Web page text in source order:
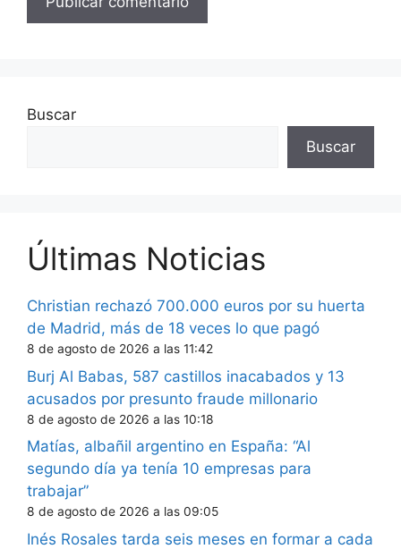
Buscar
Buscar
Últimas Noticias
Christian rechazó 700.000 euros por su huerta
de Madrid, más de 18 veces lo que pagó
8 de agosto de 2026 a las 11:42
Burj Al Babas, 587 castillos inacabados y 13
acusados por presunto fraude millonario
8 de agosto de 2026 a las 10:18
Matías, albañil argentino en España: “Al
segundo día ya tenía 10 empresas para
trabajar”
8 de agosto de 2026 a las 09:05
Inés Rosales tarda seis meses en formar a cada